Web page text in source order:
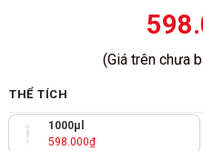
(Giá trên chưa
THỂ TÍCH
1000μl
598.000₫